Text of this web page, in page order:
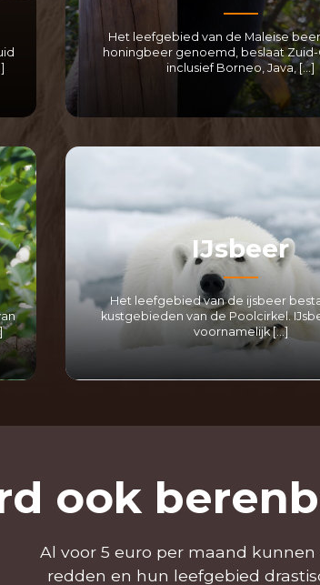
Het leefgebied van de Maleise
honingbeer genoemd, beslaat Zuid-
inclusief Borneo, Java, […]
LEES MEER
IJsbeer
Het leefgebied van de ijsbeer
kustgebieden van de Poolcirkel.
voornamelijk […]
LEES MEER
ook
Al voor 5 euro per maand
redden en hun leefgebied